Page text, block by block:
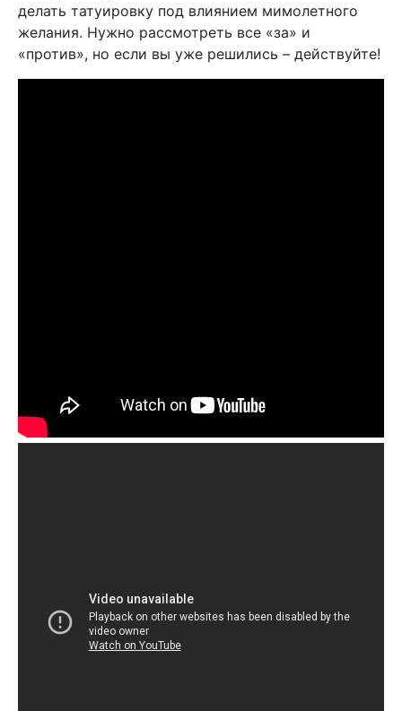
делать татуировку под влиянием мимолетного
желания. Нужно рассмотреть все «за» и
«против», но если вы уже решились – действуйте!